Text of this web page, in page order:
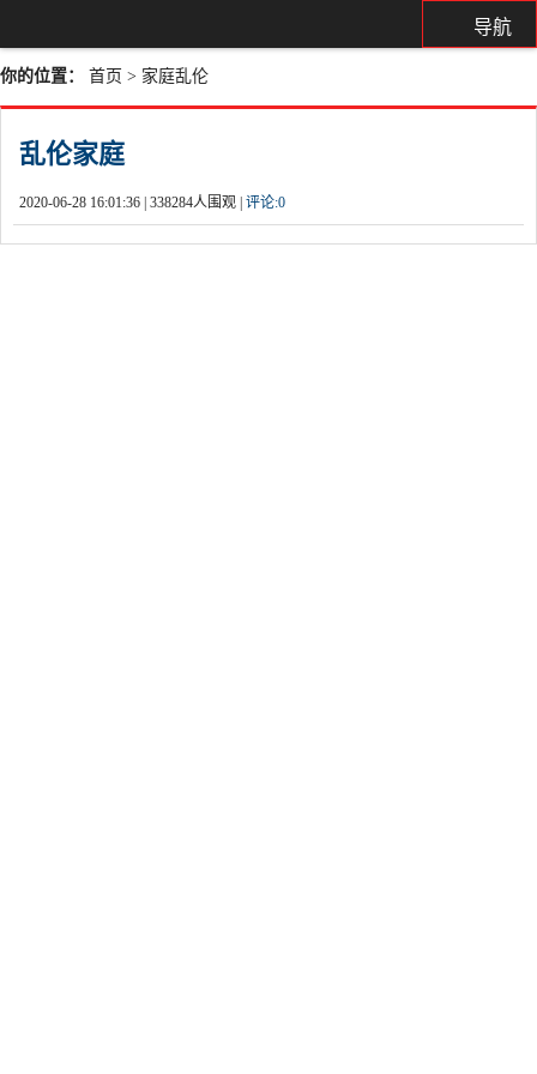
导航
你的位置： 首页 > 家庭乱伦
乱伦家庭
2020-06-28 16:01:36 | 338284人围观 | 评论:0